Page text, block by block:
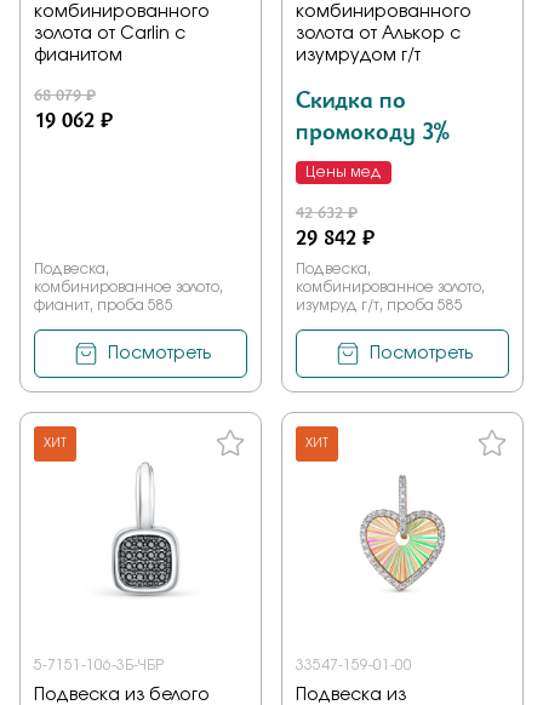
комбинированного
золота от Carlin с
фианитом
68 079 ₽
19 062 ₽
Подвеска,
комбинированное золото,
фианит, проба 585
Посмотреть
комбинированного
золота от Алькор с
изумрудом г/т
Скидка по
промокоду 3%
Цены мед
42 632 ₽
29 842 ₽
Подвеска,
комбинированное золото,
изумруд г/т, проба 585
Посмотреть
ХИТ
5-7151-106-3Б-ЧБР
Подвеска из белого
ХИТ
33547-159-01-00
Подвеска из